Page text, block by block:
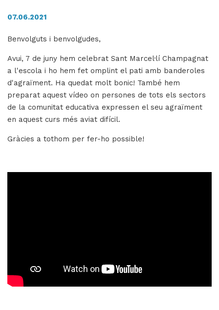
07.06.2021
Benvolguts i benvolgudes,
Avui, 7 de juny hem celebrat Sant Marcel·lí Champagnat
a l'escola i ho hem fet omplint el pati amb banderoles
d'agraïment. Ha quedat molt bonic! També hem
preparat aquest vídeo on persones de tots els sectors
de la comunitat educativa expressen el seu agraïment
en aquest curs més aviat difícil.
Gràcies a tothom per fer-ho possible!